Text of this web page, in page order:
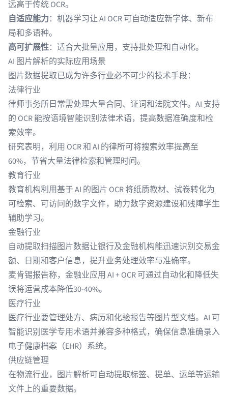
远高于传统 OCR。
自适应能力：机器学习让 AI OCR 可自动适应新字体、新布
局和多语种。
高可扩展性：适合大批量应用，支持批处理和自动化。
AI 图片解析的实际应用场景
图片数据提取已成为许多行业必不可少的技术手段：
法律行业
律师事务所日常需处理大量合同、证词和法院文件。AI 支持
的 OCR 能按语境智能识别法律术语，提高数据准确度和检
索效率。
研究表明，利用 OCR 和 AI 的律所可将搜索效率提高至
60%，节省大量法律检索和管理时间。
教育行业
教育机构利用基于 AI 的图片 OCR 将纸质教材、试卷转化为
可检索、可访问的数字文件，助力数字资源建设和残障学生
辅助学习。
金融行业
自动提取扫描图片数据让银行及金融机构能迅速识别交易金
额、日期和客户信息，提升业务处理效率与准确率。
麦肯锡报告称，金融业应用 AI + OCR 可通过自动化和降低失
误将运营成本降低30-40%。
医疗行业
医疗行业要管理处方、病历和化验报告等图片型文档。AI 可
智能识别医学专用术语并兼容多种格式，确保信息准确录入
电子健康档案（EHR）系统。
供应链管理
在物流行业，图片解析可自动提取标签、 提单、运单等运输
文件上的重要数据。